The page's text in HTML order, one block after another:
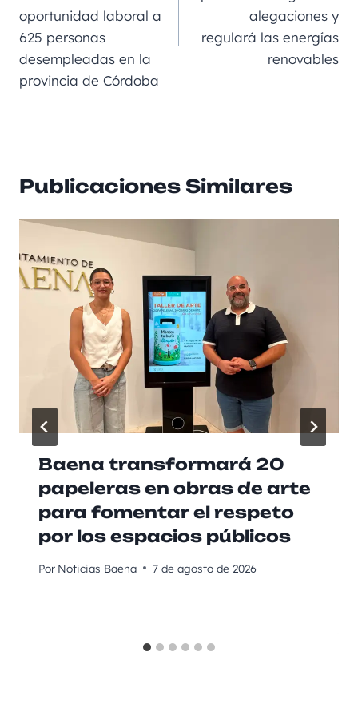
k
oportunidad laboral a
625 personas
desempleadas en la
provincia de Córdoba
alegaciones y
regulará las energías
renovables
Publicaciones Similares
Baena transformará 20
papeleras en obras de arte
para fomentar el respeto
por los espacios públicos
Por Noticias Baena 7 de agosto de 2026